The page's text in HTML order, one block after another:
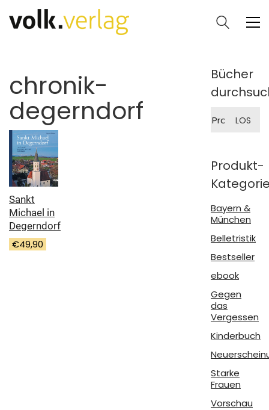
chronik-
degerndorf
Sankt
Michael in
Degerndorf
€49,90
Bücher
nach:
LOS
Produkt-
Bayern &
München
Belletristik
Bestseller
ebook
Gegen
das
Vergessen
Kinderbuch
Starke
Frauen
Vorschau